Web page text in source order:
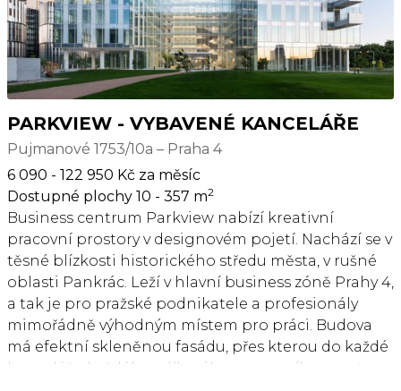
praktickým umístěním přímo u stanice metra
Pražského povstání – díky tomu jsou skvěle
dostupné autem i MHD.
PARKVIEW - VYBAVENÉ KANCELÁŘE
Pujmanové 1753/10a – Praha 4
6 090 - 122 950 Kč za měsíc
Dostupné plochy 10 - 357 m2
Business centrum Parkview nabízí kreativní
pracovní prostory v designovém pojetí. Nachází se v
těsné blízkosti historického středu města, v rušné
oblasti Pankrác. Leží v hlavní business zóně Prahy 4,
a tak je pro pražské podnikatele a profesionály
mimořádně výhodným místem pro práci. Budova
má efektní skleněnou fasádu, přes kterou do každé
kanceláře, každého sdíleného pracovního prostoru